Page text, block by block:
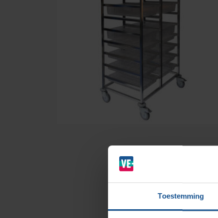
Toestemming
Ziekenhuizen en klinieken
Zorginstellingen
Laboratoria